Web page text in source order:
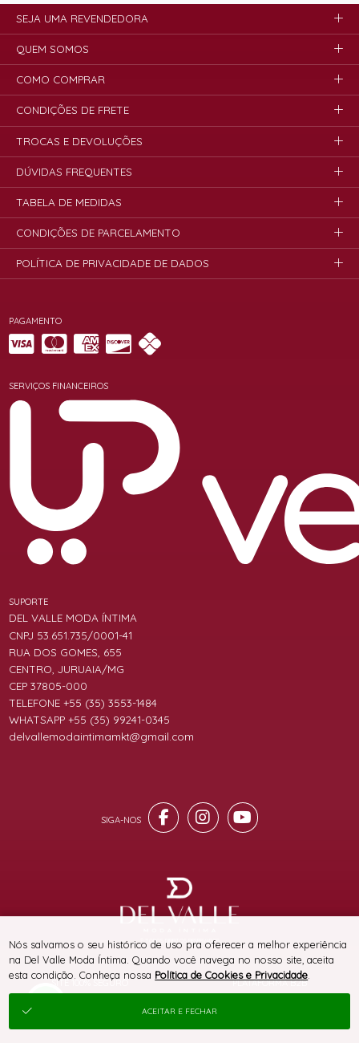
PAGAMENTO
SERVIÇOS FINANCEIROS
SITE 100% SEGURO PLATAFORMA B2B
SUPORTE
DEL VALLE MODA ÍNTIMA
CNPJ 53.651.735/0001-41
RUA DOS GOMES, 655
CENTRO, JURUAIA/MG
CEP 37805-000
TELEFONE +55 (35) 3553-1484
WHATSAPP +55 (35) 99241-0345
delvallemodaintimamkt@gmail.com
SEJA UMA REVENDEDORA
QUEM SOMOS
COMO COMPRAR
CONDIÇÕES DE FRETE
TROCAS E DEVOLUÇÕES
DÚVIDAS FREQUENTES
TABELA DE MEDIDAS
CONDIÇÕES DE PARCELAMENTO
POLÍTICA DE PRIVACIDADE DE DADOS
® TODOS DIREITOS RESERVADOS
Nós salvamos o seu histórico de uso pra oferecer a melhor experiência
na Del Valle Moda Íntima. Quando você navega no nosso site, aceita
esta condição. Conheça nossa Política de Cookies e Privacidade
ACEITAR E FECHAR